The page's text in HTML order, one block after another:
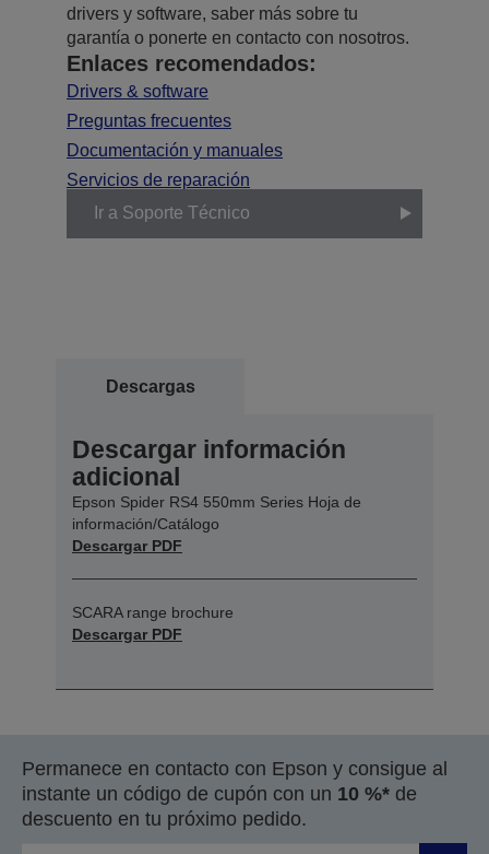
drivers y software, saber más sobre tu
garantía o ponerte en contacto con nosotros.
Enlaces recomendados:
Drivers & software
Preguntas frecuentes
Documentación y manuales
Servicios de reparación
Ir a Soporte Técnico
Descargas
Descargar información
adicional
Epson Spider RS4 550mm Series Hoja de
información/Catálogo
Descargar PDF
SCARA range brochure
Descargar PDF
Permanece en contacto con Epson y consigue al
instante un código de cupón con un 10 %* de
descuento en tu próximo pedido.